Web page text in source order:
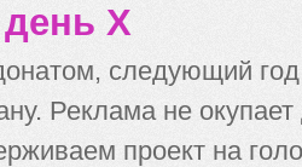
X
следующий
Реклама не
проект на